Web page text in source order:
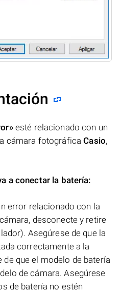
esté relacionado con un
cámara fotográficaCasio,
a conectar la batería:
error relacionado con la
desconecte y retire
Asegúrese de que la
correctamente a la
de que el modelo de batería
de cámara. Asegúrese
de batería no estén